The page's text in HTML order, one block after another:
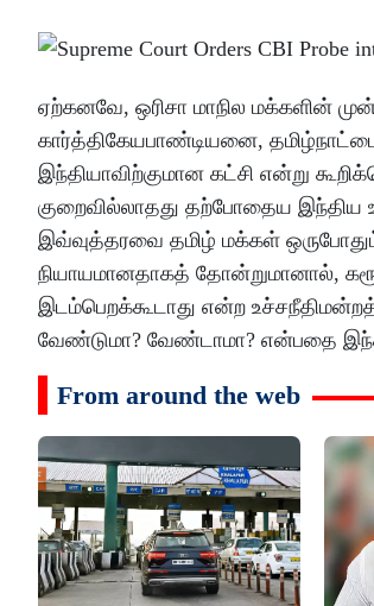
ஏற்கனவே, ஒரிசா மாநில மக்களின்
கார்த்திகேயபாண்டியனை,
இந்தியாவிற்குமான கட்சி என்று
குறைவில்லாதது தற்போதைய இந்திய
இவ்வுத்தரவை தமிழ் மக்கள்
நியாயமானதாகத் தோன்றுமானால்,
இடம்பெறக்கூடாது என்ற
வேண்டுமா? வேண்டாமா? என்பதை இந்த
From around the web